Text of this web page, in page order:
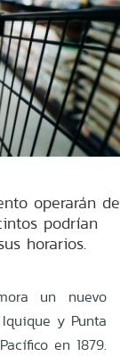
operarán de
podrían
horarios.
un nuevo
y Punta
en 1879.